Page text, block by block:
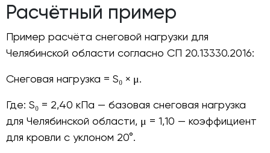
Расчётный пример
Пример расчёта снеговой нагрузки для
Челябинской области согласно СП 20.13330.2016:
Снеговая нагрузка = S₀ × μ.
Где: S₀ = 2,40 кПа — базовая снеговая нагрузка
для Челябинской области, μ = 1,10 — коэффициент
для кровли с уклоном 20°.